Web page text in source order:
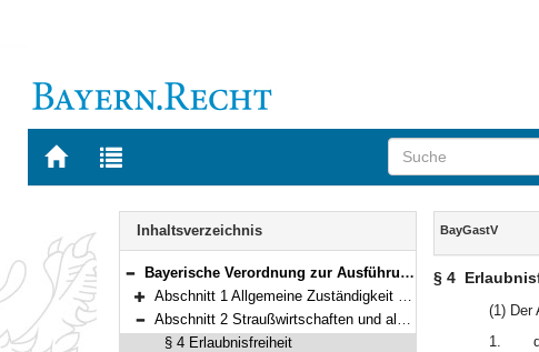
Zur
BAYERN.RECHT
Zur
letzten
Navigation
Inhaltsverzeichnis
Bereich reduzieren
Bayerische Verordnung zur Ausführung des Gaststättengesetzes (Bayerische Gaststättenverordnung – BayGastV) Vom 23. Februar 2016 (GVBl. S. 39) BayRS 7130-1-L (§§ 1–10)
Bereich erweitern
Abschnitt 1 Allgemeine Zuständigkeit und Verfahren (§§ 1–3)
Bereich reduzieren
Abschnitt 2 Straußwirtschaften und altrechtlich erlaubnisfreier Ausschank (§§ 4–6)
§ 4 Erlaubnisfreiheit
Inhalt
BayGastV
§ 4
(1) Der
1.